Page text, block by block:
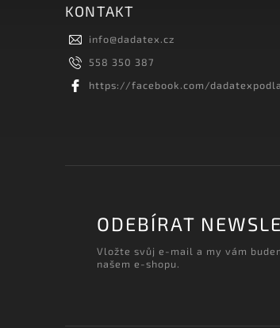
KONTAKT
info@dadatex.cz
558 350 387
https://facebook.com/
ODEBÍRAT
Vložte svůj e-mail a my vám
našem e-shopu.